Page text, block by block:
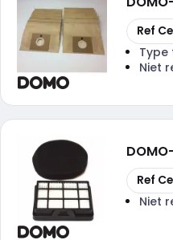
Ref
Niet
DOMO
Ref
Niet